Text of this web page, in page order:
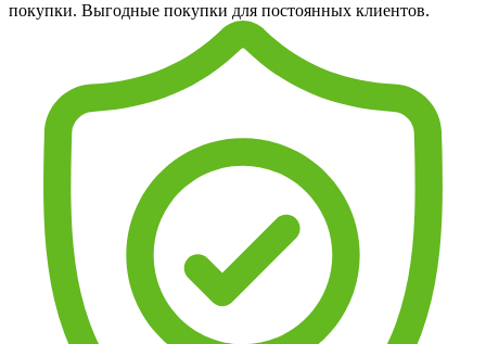
покупки. Выгодные покупки для постоянных клиентов.